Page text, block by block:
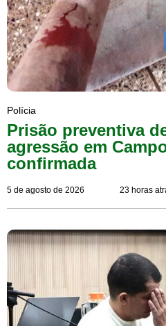
Polícia
Prisão preventiva
agressão em
confirmada
5 de agosto de 2026 23 horas